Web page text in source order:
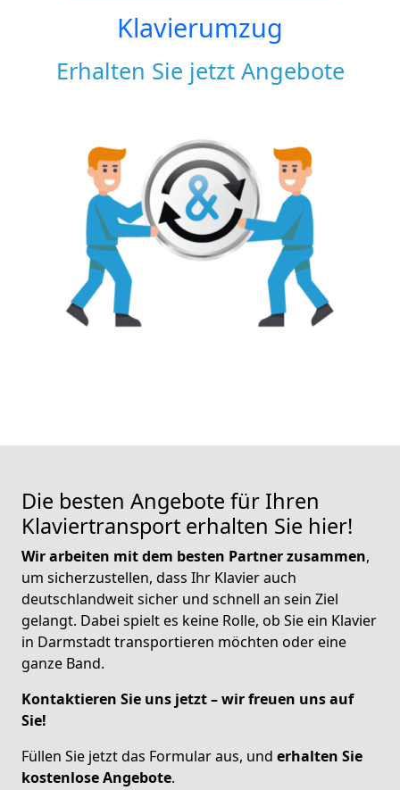
Klavierumzug
Erhalten Sie jetzt Angebote
Die besten Angebote für Ihren
Klaviertransport erhalten Sie hier!
Wir arbeiten mit dem besten Partner zusammen,
um sicherzustellen, dass Ihr Klavier auch
deutschlandweit sicher und schnell an sein Ziel
gelangt. Dabei spielt es keine Rolle, ob Sie ein Klavier
in Darmstadt transportieren möchten oder eine
ganze Band.
Kontaktieren Sie uns jetzt – wir freuen uns auf
Sie!
Füllen Sie jetzt das Formular aus, und erhalten Sie
kostenlose Angebote.